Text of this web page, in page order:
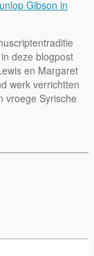
deze blogpost
en Margaret
werk verrichtten
vroege Syrische